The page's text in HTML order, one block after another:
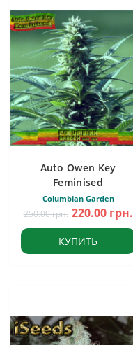
Auto Owen Key
Feminised
Columbian Garden
250.00 грн. 220.00 грн.
КУПИТЬ